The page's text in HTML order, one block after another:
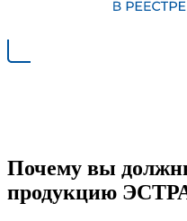
Почему вы
продукцию